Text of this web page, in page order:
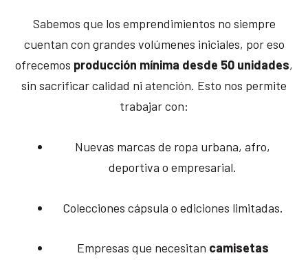
Sabemos que los emprendimientos no siempre
cuentan con grandes volúmenes iniciales, por eso
ofrecemos producción mínima desde 50 unidades,
sin sacrificar calidad ni atención. Esto nos permite
trabajar con:
Nuevas marcas de ropa urbana, afro,
deportiva o empresarial.
Colecciones cápsula o ediciones limitadas.
Empresas que necesitan camisetas